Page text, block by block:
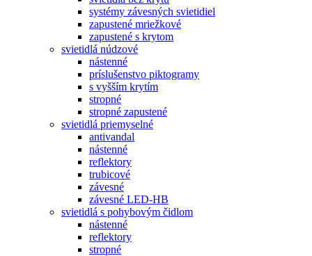
systémy závesných svietidiel
zapustené mriežkové
zapustené s krytom
svietidlá núdzové
nástenné
príslušenstvo piktogramy
s vyšším krytím
stropné
stropné zapustené
svietidlá priemyselné
antivandal
nástenné
reflektory
trubicové
závesné
závesné LED-HB
svietidlá s pohybovým čidlom
nástenné
reflektory
stropné